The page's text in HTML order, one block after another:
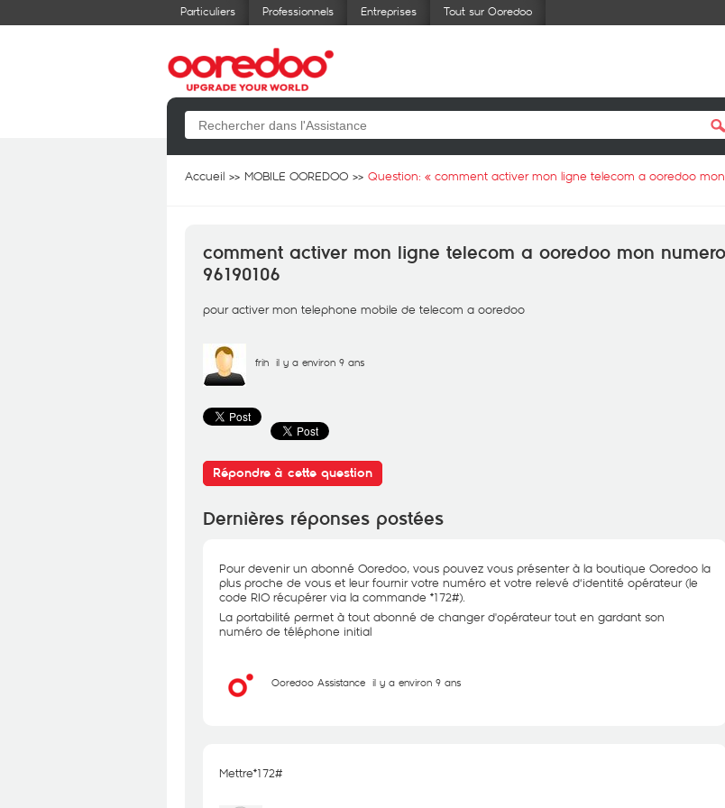
Particuliers Professionnels Entreprises Tout sur Ooredoo
Accueil MOBILE OOREDOO Question: « comment activer mon ligne telecom a ooredoo mon
comment activer mon ligne telecom a ooredoo mon numero
96190106
pour activer mon telephone mobile de telecom a ooredoo
frih il y a environ 9 ans
Répondre à cette question
Dernières réponses postées
Pour devenir un abonné Ooredoo, vous pouvez vous présenter à la boutique Ooredoo la
plus proche de vous et leur fournir votre numéro et votre relevé d‘identité opérateur (le
code RIO récupérer via la commande *172#).
La portabilité permet à tout abonné de changer d'opérateur tout en gardant son
numéro de téléphone initial
Ooredoo Assistance il y a environ 9 ans
Mettre*172#